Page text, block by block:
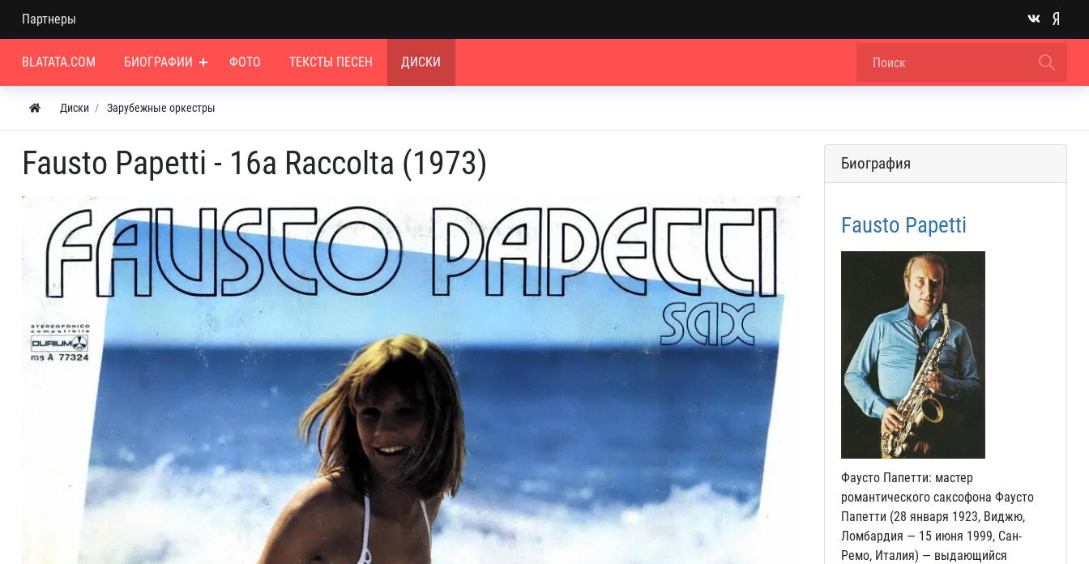
Партнеры
BLATATA.COM БИОГРАФИИ ФОТО ТЕКСТЫ ПЕСЕН ДИСКИ
Диски Зарубежные оркестры
Fausto Papetti - 16a Raccolta (1973) Биография
Fausto Papetti
Фаусто Папетти: мастер
романтического саксофона Фаусто
Папетти (28 января 1923, Виджю,
Ломбардия — 15 июня 1999, Сан-
Ремо, Италия) — выдающийся